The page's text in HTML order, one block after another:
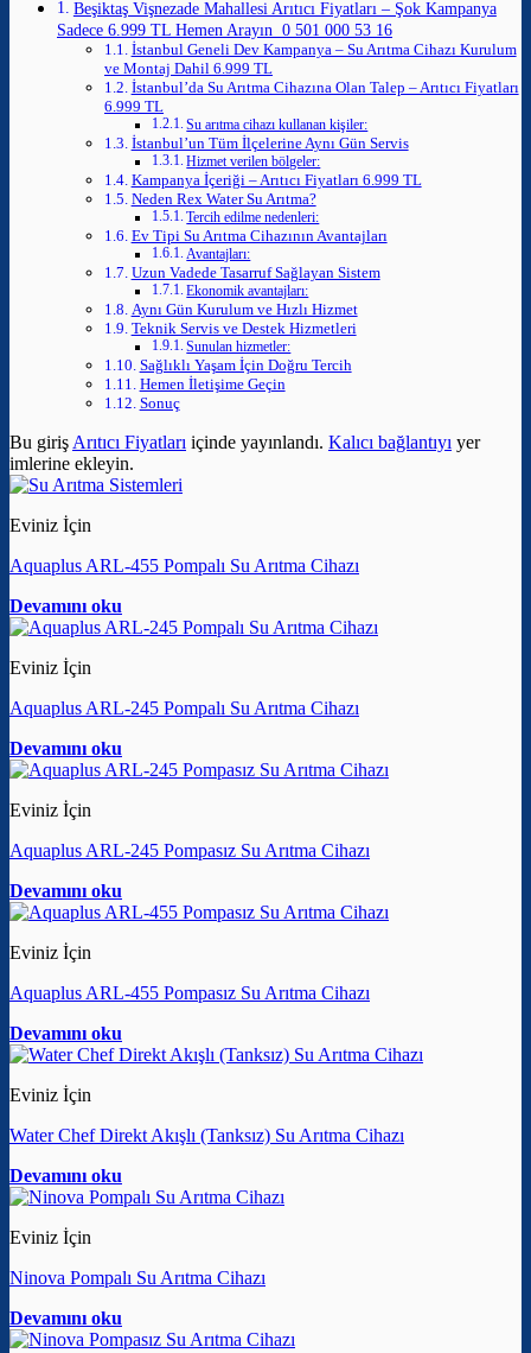
Beşiktaş Vişnezade Mahallesi Arıtıcı Fiyatları – Şok Kampanya
Sadece 6.999 TL Hemen Arayın 0 501 000 53 16
İstanbul Geneli Dev Kampanya – Su Arıtma Cihazı Kurulum
ve Montaj Dahil 6.999 TL
İstanbul’da Su Arıtma Cihazına Olan Talep – Arıtıcı Fiyatları
6.999 TL
Su arıtma cihazı kullanan kişiler:
İstanbul’un Tüm İlçelerine Aynı Gün Servis
Hizmet verilen bölgeler:
Kampanya İçeriği – Arıtıcı Fiyatları 6.999 TL
Neden Rex Water Su Arıtma?
Tercih edilme nedenleri:
Ev Tipi Su Arıtma Cihazının Avantajları
Avantajları:
Uzun Vadede Tasarruf Sağlayan Sistem
Ekonomik avantajları:
Aynı Gün Kurulum ve Hızlı Hizmet
Teknik Servis ve Destek Hizmetleri
Sunulan hizmetler:
Sağlıklı Yaşam İçin Doğru Tercih
Hemen İletişime Geçin
Sonuç
Bu girişArıtıcı Fiyatları içinde yayınlandı. Kalıcı bağlantıyı yer
imlerine ekleyin.
Eviniz İçin
Aquaplus ARL-455 Pompalı Su Arıtma Cihazı
Devamını oku
Eviniz İçin
Aquaplus ARL-245 Pompalı Su Arıtma Cihazı
Devamını oku
Eviniz İçin
Aquaplus ARL-245 Pompasız Su Arıtma Cihazı
Devamını oku
Eviniz İçin
Aquaplus ARL-455 Pompasız Su Arıtma Cihazı
Devamını oku
Eviniz İçin
Water Chef Direkt Akışlı (Tanksız) Su Arıtma Cihazı
Devamını oku
Eviniz İçin
Ninova Pompalı Su Arıtma Cihazı
Devamını oku